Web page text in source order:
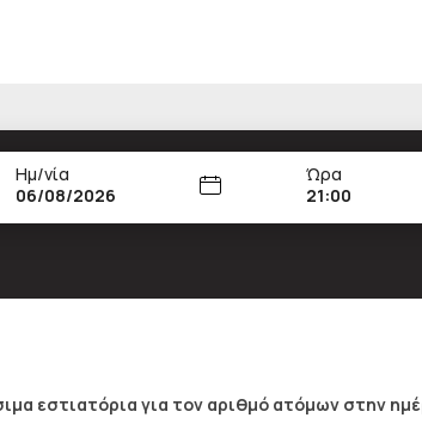
Ημ/νία
Ώρα
21:00
εστιατόρια για τον αριθμό ατόμων στην